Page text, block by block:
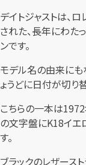
デイトジャストは、
された、長年にわた
ンです。
モデル名の由来にも
ょうどに日付が切り
こちらの一本は
の文字盤にK18イエ
す。
ブラックのレザース